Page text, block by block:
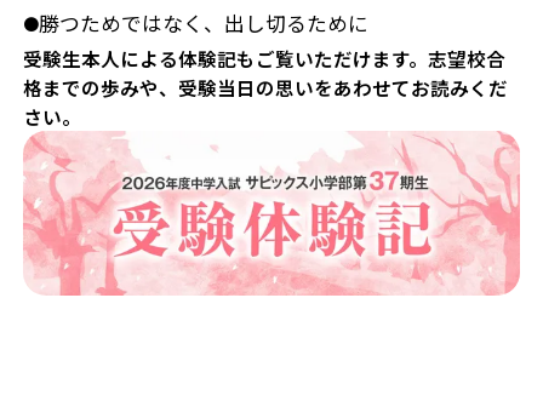
●勝つためではなく、出し切るために
受験生本人による体験記もご覧いただけます。志望校合
格までの歩みや、受験当日の思いをあわせてお読みくだ
さい。